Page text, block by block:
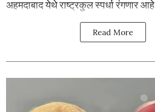
अहमदाबाद येथे राष्ट्रकुल स्पर्धा रंगणार आहे.
Read More